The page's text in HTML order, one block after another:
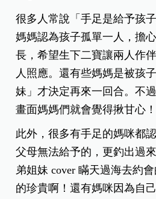
很多人常說「手足是給予孩
媽媽認為孩子孤單一人，擔
長，希望生下二寶讓兩人作
人照應。還有些媽媽是被孩
妹」才決定再來一回合。不
畫面媽媽們就會覺得揪甘心！
此外，很多有手足的媽咪都
父母無法給予的，更釣出過
弟姐妹 cover 瞞天過海去約
的珍貴啊！還有媽咪因為自